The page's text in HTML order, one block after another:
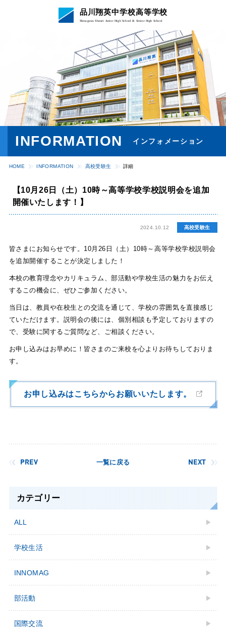
品川翔英中学校高等学校
Shinagawa Shouei Junior High School & Senior High School
INFORMATION インフォメーション
HOME INFORMATION ⾼校受験⽣ 詳細
【10月26日（土）10時～高等学校学校説明会を追加
開催いたします！】
2024.10.12 ⾼校受験⽣
皆さまにお知らせです。10月26日（土）10時～高等学校学校説明会
を追加開催することが決定しました！
本校の教育理念やカリキュラム、部活動や学校生活の魅力をお伝え
するこの機会に、ぜひご参加ください。
当日は、教員や在校生との交流を通じて、学校の雰囲気を直接感じ
ていただけます。説明会の後には、個別相談も予定しておりますの
で、受験に関するご質問など、ご相談ください。
お申し込みはお早めに！皆さまのご来校を心よりお待ちしておりま
す。
お申し込みはこちらからお願いいたします。
PREV 一覧に戻る NEXT
カテゴリー
ALL
学校生活
INNOMAG
部活動
国際交流